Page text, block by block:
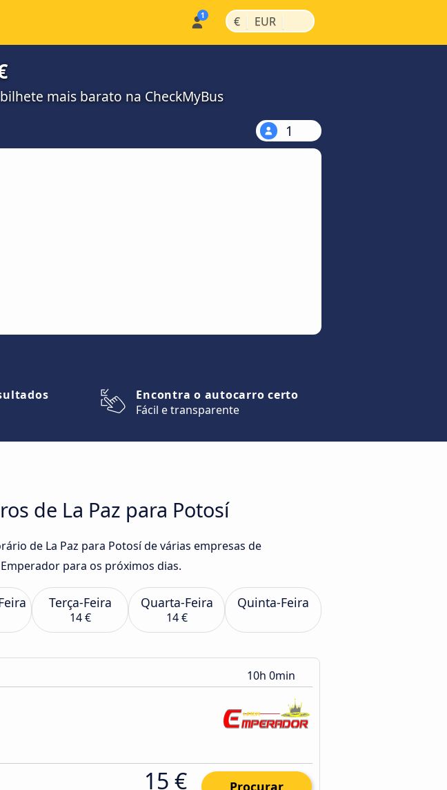
€ | EUR |
mais barato na CheckMyBus
1
Encontra o autocarro certo
Fácil e transparente
de La Paz para Potosí
de La Paz para Potosí de várias empresas de
para os próximos dias.
Terça-Feira
14 €
Quarta-Feira
14 €
Quinta-Feira
10h 0min
15 € Procurar